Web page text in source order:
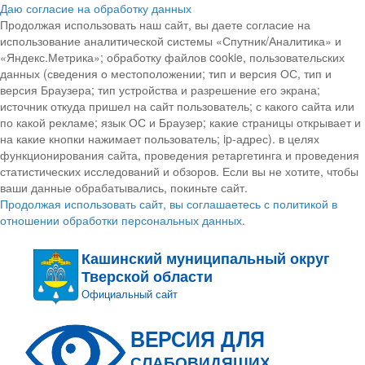
Даю согласие на обработку данных
Продолжая использовать наш сайт, вы даете согласие на
использование аналитической системы «Спутник/Аналитика» и
«Яндекс.Метрика»; обработку файлов cookie, пользовательских
данных (сведения о местоположении; тип и версия ОС, тип и
версия Браузера; тип устройства и разрешение его экрана;
источник откуда пришел на сайт пользователь; с какого сайта или
по какой рекламе; язык ОС и Браузер; какие страницы открывает и
на какие кнопки нажимает пользователь; ip-адрес). в целях
функционирования сайта, проведения ретаргетинга и проведения
статистических исследований и обзоров. Если вы не хотите, чтобы
ваши данные обрабатывались, покиньте сайт.
Продолжая использовать сайт, вы соглашаетесь с политикой в
отношении обработки персональных данных.